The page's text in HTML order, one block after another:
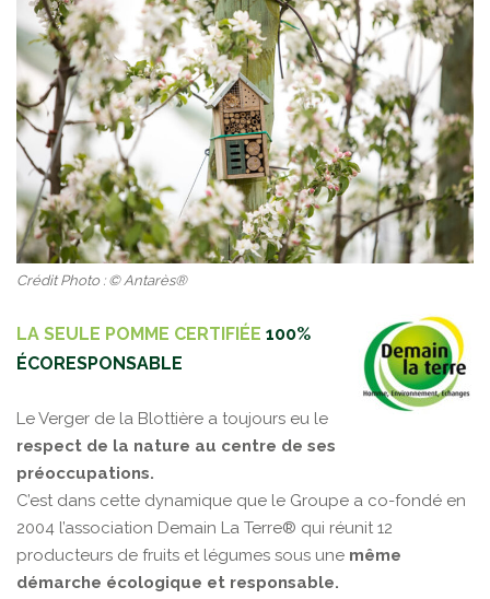
Crédit Photo : © Antarès®
LA SEULE POMME CERTIFIÉE 100%
ÉCORESPONSABLE
Le Verger de la Blottière a toujours eu le
respect de la nature au centre de ses
préoccupations.
C’est dans cette dynamique que le Groupe a co-fondé en
2004 l’association Demain La Terre® qui réunit 12
producteurs de fruits et légumes sous une même
démarche écologique et responsable.